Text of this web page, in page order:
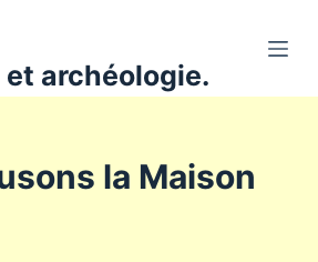
archéologie.
la Maison